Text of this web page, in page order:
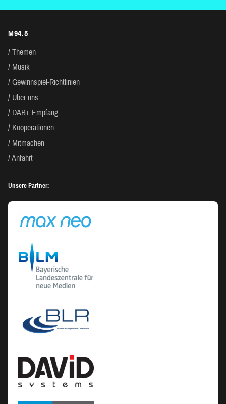
M94.5
Themen
Musik
Gewinnspiel-Richtlinien
Über uns
DAB+ Empfang
Kooperationen
Mitmachen
Anfahrt
Unsere Partner: